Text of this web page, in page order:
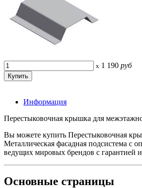
x 1 190 руб
Информация
Перестыковочная крышка для
Вы можете купить Перестыковочная
Металлическая фасадная подсистема с
ведущих мировых брендов с гарантией
Основные страницы